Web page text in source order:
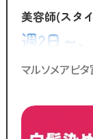
「子供を預けて
「家庭も大切
効率よく働きた
そんな想いを
美容師(スタ
週2日～
ない美容
マルソメアピ